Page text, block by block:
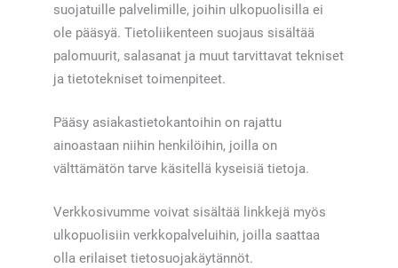
suojatuille palvelimille, joihin ulkopuolisilla ei
ole pääsyä. Tietoliikenteen suojaus sisältää
palomuurit, salasanat ja muut tarvittavat tekniset
ja tietotekniset toimenpiteet.
Pääsy asiakastietokantoihin on rajattu
ainoastaan niihin henkilöihin, joilla on
välttämätön tarve käsitellä kyseisiä tietoja.
Verkkosivumme voivat sisältää linkkejä myös
ulkopuolisiin verkkopalveluihin, joilla saattaa
olla erilaiset tietosuojakäytännöt.